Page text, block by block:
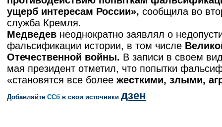
ущерб интересам России», сообщила во
служба Кремля.
Медведев неоднократно заявлял о
фальсификации истории, в том числе
Отечественной войны. В записи в своем
мая президент отметил, что попытки
«становятся все более жесткими, злыми,
Добавляйте CСб в свои источники дзен